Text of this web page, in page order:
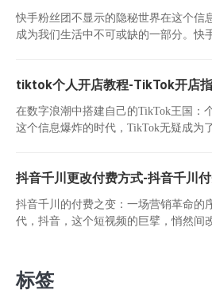
快手粉丝团不显示的隐秘世界在这个信
成为我们生活中不可或缺的一部分。快
tiktok个人开店教程-TikTok开店
在数字浪潮中搭建自己的TikTok王国：
这个信息爆炸的时代，TikTok无疑成为
抖音千川更改付费方式-抖音千川
抖音千川的付费之变：一场营销革命的
代，抖音，这个短视频的巨擘，悄然间
标签